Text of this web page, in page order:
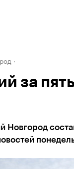
за
Новгород